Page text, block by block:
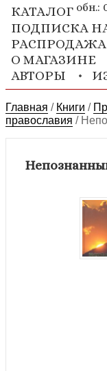
КАТАЛОГ обн.:
ПОДПИСКА
РАСПРОДАЖА
О МАГАЗИНЕ
АВТОРЫ
Главная / Книги /
православия /